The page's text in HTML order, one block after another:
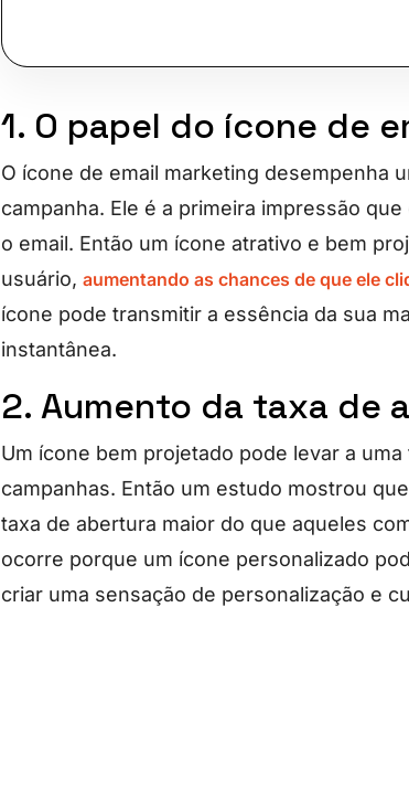
1. O papel do ícone de
O ícone de email marketing desempenha
campanha. Ele é a primeira impressão
o email. Então um ícone atrativo e bem
usuário, aumentando as chances de que ele
ícone pode transmitir a essência da sua
instantânea.
2. Aumento da taxa de
Um ícone bem projetado pode levar a
campanhas. Então um estudo mostrou
taxa de abertura maior do que aqueles
ocorre porque um ícone personalizado
criar uma sensação de personalização e